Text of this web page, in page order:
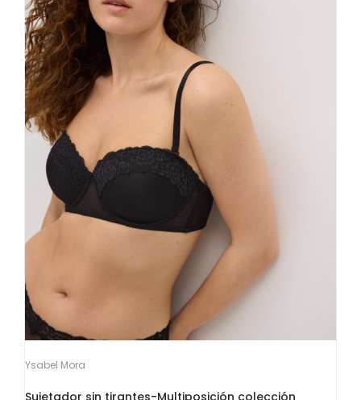
Ysabel Mora
Sujetador sin tirantes-Multiposición colección